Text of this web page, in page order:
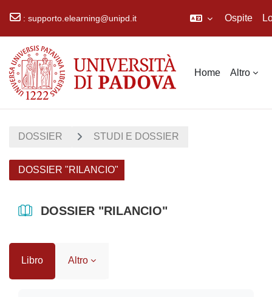
: supporto.elearning@unipd.it Ospite
Home Altro
DOSSIER STUDI E DOSSIER
DOSSIER "RILANCIO"
DOSSIER "RILANCIO"
Libro Altro